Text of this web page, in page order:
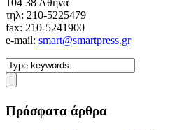
104 38 Αθήνα
τηλ: 210-5225479
fax: 210-5241900
e-mail: smart@smartpress.gr
Πρόσφατα άρθρα